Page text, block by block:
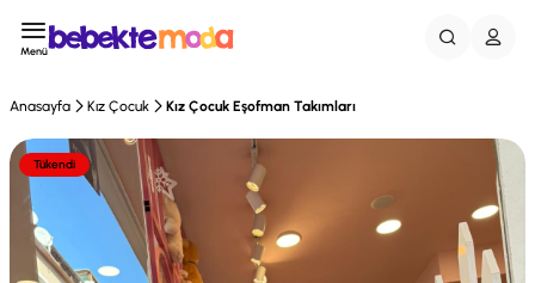
Menü
Anasayfa Kız Çocuk Kız Çocuk Eşofman Takımları
Tükendi